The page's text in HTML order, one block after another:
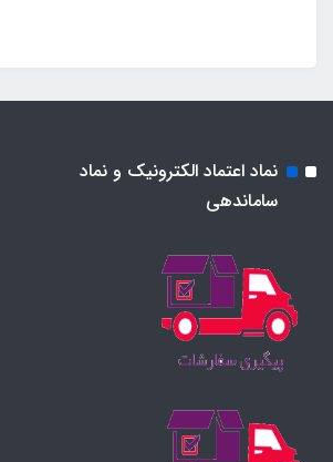
نماد اعتماد الکترونیک و نماد
ساماندهی